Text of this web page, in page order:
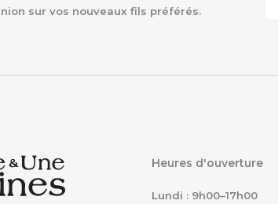
sur vos nouveaux fils préférés.
Heures d'ouverture
Lundi : 9h00–17h00